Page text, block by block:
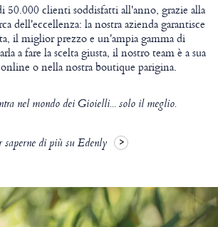
50.000 clienti soddisfatti all'anno, grazie alla
dell'eccellenza: la nostra azienda garantisce
il miglior prezzo e un'ampia gamma di
a fare la scelta giusta, il nostro team è a sua
o nella nostra boutique parigina.
nel mondo dei Gioielli... solo il meglio.
saperne di più su Edenly